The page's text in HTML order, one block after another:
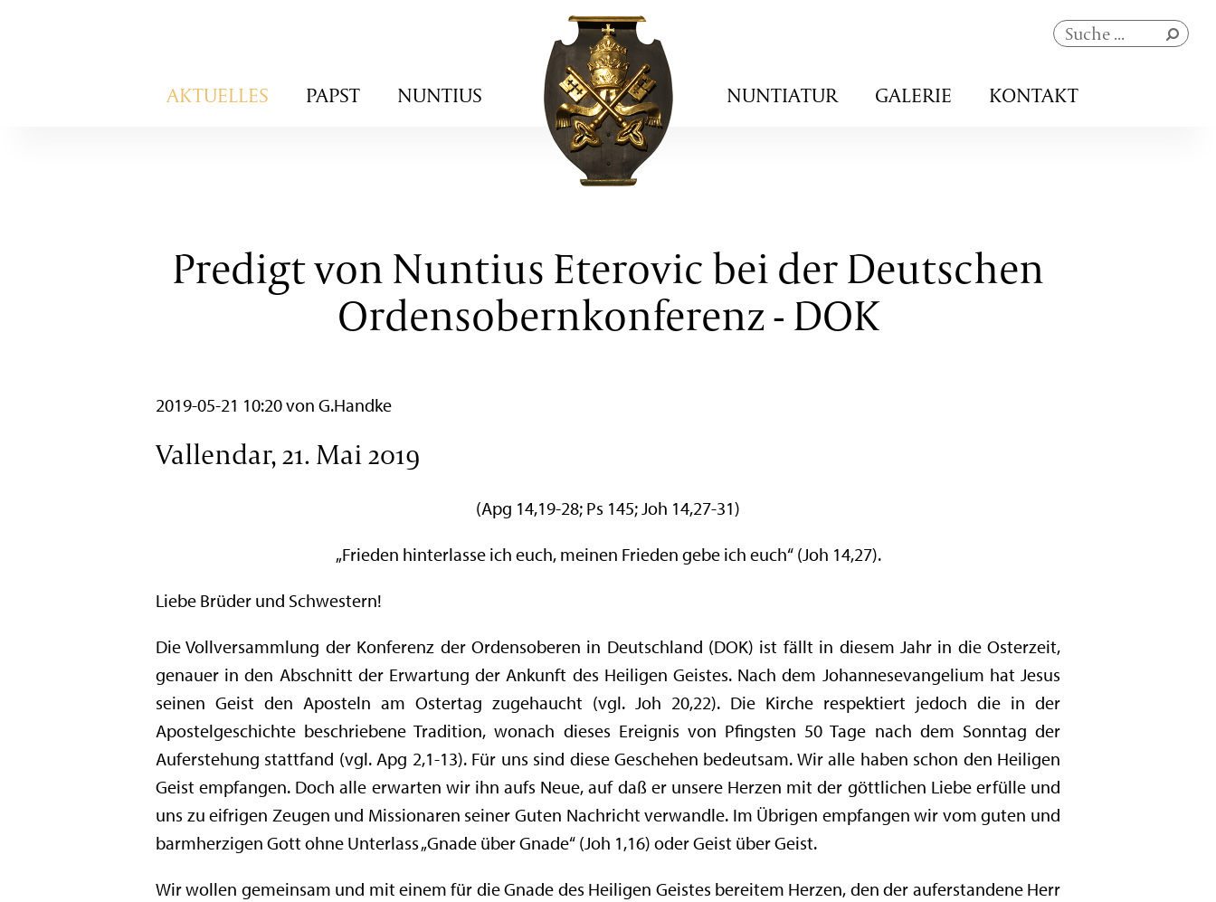
Navigation
überspringen
AKTUELLES PAPST NUNTIUS
Navigation
überspringen
NUNTIATUR GALERIE KONTAKT
Predigt von Nuntius Eterovic bei der Deutschen
Ordensobernkonferenz - DOK
2019-05-21 10:20von G.Handke
Vallendar, 21. Mai 2019
(Apg 14,19-28; Ps 145; Joh 14,27-31)
„Frieden hinterlasse ich euch, meinen Frieden gebe ich euch“ (Joh 14,27).
Liebe Brüder und Schwestern!
Die Vollversammlung der Konferenz der Ordensoberen in Deutschland (DOK) ist fällt in diesem Jahr in die Osterzeit,
genauer in den Abschnitt der Erwartung der Ankunft des Heiligen Geistes. Nach dem Johannesevangelium hat Jesus
seinen Geist den Aposteln am Ostertag zugehaucht (vgl. Joh 20,22). Die Kirche respektiert jedoch die in der
Apostelgeschichte beschriebene Tradition, wonach dieses Ereignis von Pfingsten 50 Tage nach dem Sonntag der
Auferstehung stattfand (vgl. Apg 2,1-13). Für uns sind diese Geschehen bedeutsam. Wir alle haben schon den Heiligen
Geist empfangen. Doch alle erwarten wir ihn aufs Neue, auf daß er unsere Herzen mit der göttlichen Liebe erfülle und
uns zu eifrigen Zeugen und Missionaren seiner Guten Nachricht verwandle. Im Übrigen empfangen wir vom guten und
barmherzigen Gott ohne Unterlass „Gnade über Gnade“ (Joh 1,16) oder Geist über Geist.
Wir wollen gemeinsam und mit einem für die Gnade des Heiligen Geistes bereitem Herzen, den der auferstandene Herr